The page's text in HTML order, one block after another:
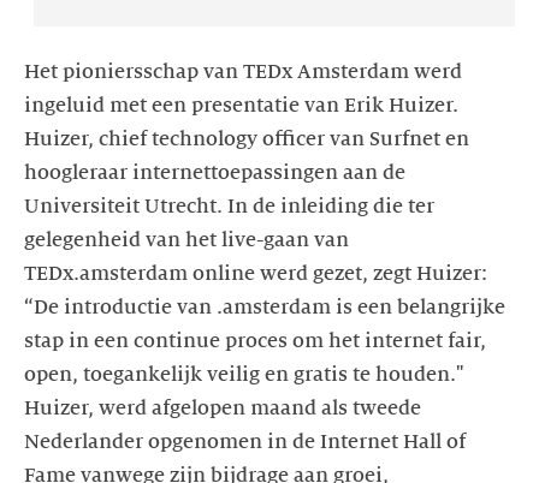
Het pioniersschap van TEDx Amsterdam werd
ingeluid met een presentatie van Erik Huizer.
Huizer, chief technology officer van Surfnet en
hoogleraar internettoepassingen aan de
Universiteit Utrecht. In de inleiding die ter
gelegenheid van het live-gaan van
TEDx.amsterdam online werd gezet, zegt Huizer:
“De introductie van .amsterdam is een belangrijke
stap in een continue proces om het internet fair,
open, toegankelijk veilig en gratis te houden."
Huizer, werd afgelopen maand als tweede
Nederlander opgenomen in de Internet Hall of
Fame vanwege zijn bijdrage aan groei,